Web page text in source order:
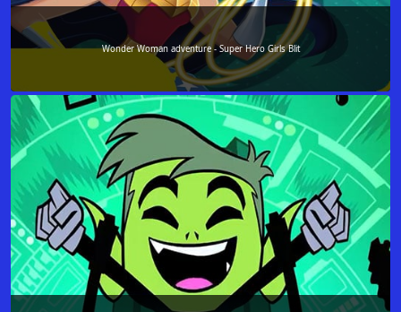
Wonder Woman adventure - Super Hero Girls Blit